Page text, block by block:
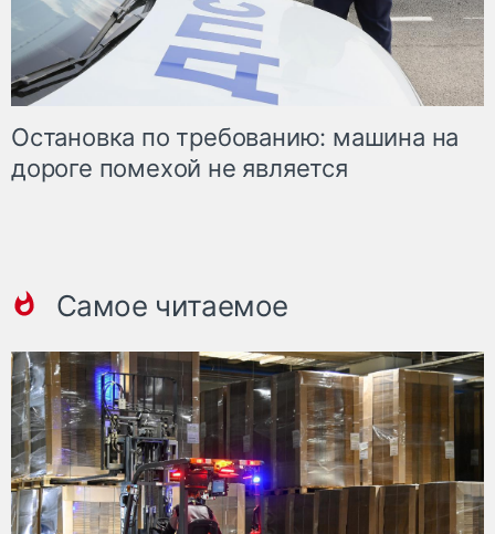
Остановка по требованию: машина на
дороге помехой не является
Самое читаемое